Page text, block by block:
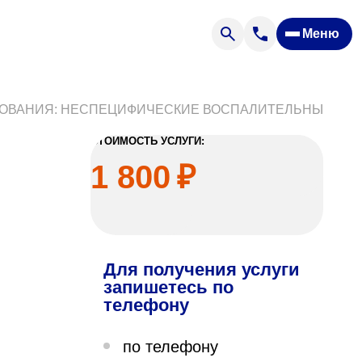
Меню
«Парус»
НЕСПЕЦИФИЧЕСКИЕ ВОСПАЛИТЕЛЬНЫЕ
СТОИМОСТЬ УСЛУГИ:
1 800 ₽
Для получения услуги
запишетесь по
телефону
по телефону